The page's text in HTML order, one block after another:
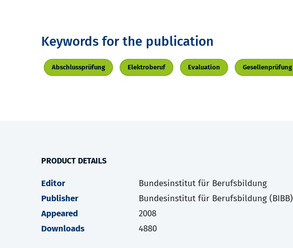
Keywords for the publication
Abschlussprüfung Elektroberuf Evaluation Gesellenprüfung
PRODUCT DETAILS
Editor
Bundesinstitut für Berufsbildung
Publisher
Bundesinstitut für Berufsbildung (BIBB)
Appeared
2008
Downloads
4880